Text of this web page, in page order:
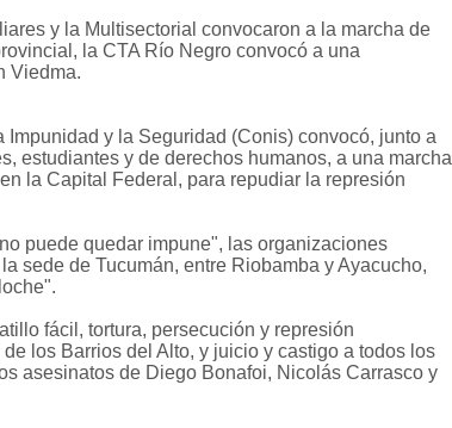
y la Multisectorial convocaron a la marcha de
la CTA Río Negro convocó a una
Viedma.
y la Seguridad (Conis) convocó, junto a
estudiantes y de derechos humanos, a una marcha
la Capital Federal, para repudiar la represión
puede quedar impune", las organizaciones
sede de Tucumán, entre Riobamba y Ayacucho,
fácil, tortura, persecución y represión
los Barrios del Alto, y juicio y castigo a todos los
asesinatos de Diego Bonafoi, Nicolás Carrasco y